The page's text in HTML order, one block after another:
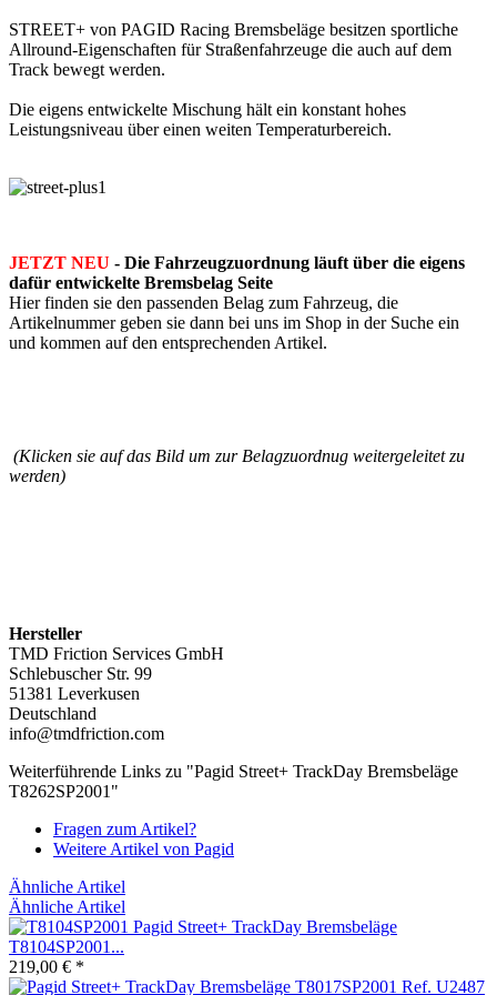
STREET+ von PAGID Racing Bremsbeläge besitzen sportliche
Allround-Eigenschaften für Straßenfahrzeuge die auch auf dem
Track bewegt werden.
Die eigens entwickelte Mischung hält ein konstant hohes
Leistungsniveau über einen weiten Temperaturbereich.
JETZT NEU - Die Fahrzeugzuordnung läuft über die eigens
dafür entwickelte Bremsbelag Seite
Hier finden sie den passenden Belag zum Fahrzeug, die
Artikelnummer geben sie dann bei uns im Shop in der Suche ein
und kommen auf den entsprechenden Artikel.
(Klicken sie auf das Bild um zur Belagzuordnug weitergeleitet zu
werden)
Hersteller
TMD Friction Services GmbH
Schlebuscher Str. 99
51381 Leverkusen
Deutschland
info@tmdfriction.com
Weiterführende Links zu "Pagid Street+ TrackDay Bremsbeläge
T8262SP2001"
Fragen zum Artikel?
Weitere Artikel von Pagid
Ähnliche Artikel
Ähnliche Artikel
Pagid Street+ TrackDay Bremsbeläge
T8104SP2001...
219,00 € *